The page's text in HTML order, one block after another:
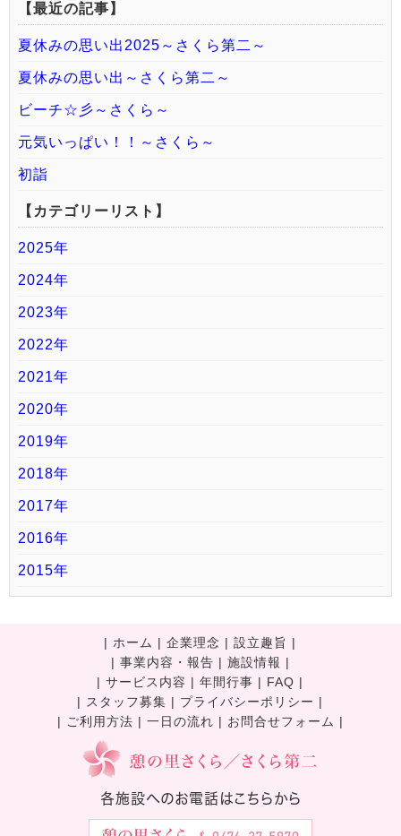
【最近の記事】
夏休みの思い出2025～さくら第二～
夏休みの思い出～さくら第二～
ビーチ☆彡～さくら～
元気いっぱい！！～さくら～
初詣
【カテゴリーリスト】
2025年
2024年
2023年
2022年
2021年
2020年
2019年
2018年
2017年
2016年
2015年
| ホーム | 企業理念 | 設立趣旨 |
| 事業内容・報告 | 施設情報 |
| サービス内容 | 年間行事 | FAQ |
| スタッフ募集 | プライバシーポリシー |
| ご利用方法 | 一日の流れ | お問合せフォーム |
各施設へのお電話はこちらから